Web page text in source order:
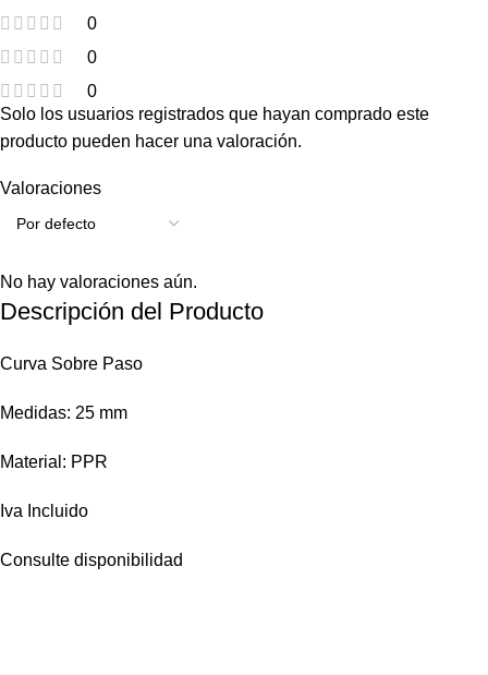
0
0
0
Valoraciones
No hay valoraciones aún.
Solo los usuarios registrados que hayan comprado este
producto pueden hacer una valoración.
Descripción del Producto
Curva Sobre Paso
Medidas: 25 mm
Material: PPR
Iva Incluido
Consulte disponibilidad